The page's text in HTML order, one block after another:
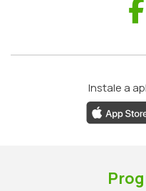
Instale a